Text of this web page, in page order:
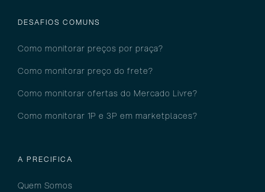
DESAFIOS COMUNS
Como monitorar preços por praça?
Como monitorar preço do frete?
Como monitorar ofertas do Mercado Livre?
Como monitorar 1P e 3P em marketplaces?
A PRECIFICA
Quem Somos